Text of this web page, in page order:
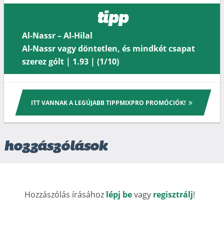
tipp
Al-Nassr – Al-Hilal
Al-Nassr vagy döntetlen, és mindkét csapat
szerez gólt | 1.93 | (1/10)
ITT VANNAK A LEGÚJABB TIPPMIXPRO PROMÓCIÓK!
hozzászólások
Hozzászólás írásához lépj bevagy regisztrálj!